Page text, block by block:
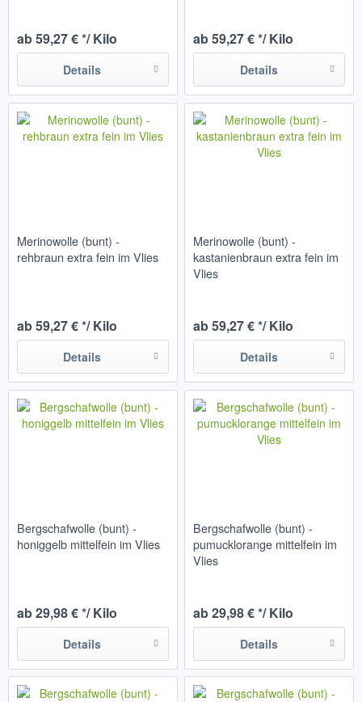
ab 59,27 € */ Kilo
Details
ab 59,27 € */ Kilo
Details
Merinowolle (bunt) -
rehbraun extra fein im Vlies
ab 59,27 € */ Kilo
Details
Merinowolle (bunt) -
kastanienbraun extra fein im
Vlies
ab 59,27 € */ Kilo
Details
Bergschafwolle (bunt) -
honiggelb mittelfein im Vlies
ab 29,98 € */ Kilo
Details
Bergschafwolle (bunt) -
pumucklorange mittelfein im
Vlies
ab 29,98 € */ Kilo
Details